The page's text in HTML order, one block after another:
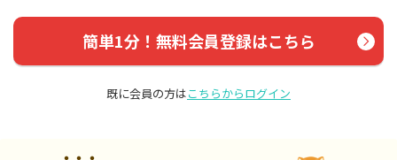
簡単1分！無料会員登録はこちら
既に会員の方はこちらからログイン